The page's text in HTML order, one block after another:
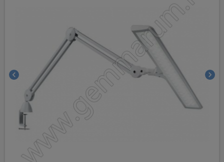
chevron_left chevron_right